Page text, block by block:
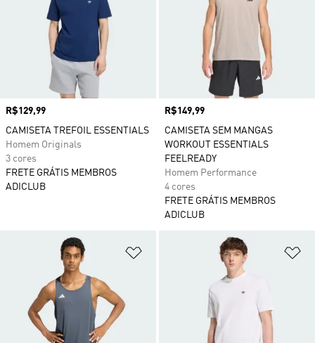
Preço
R$129,99
CAMISETA TREFOIL ESSENTIALS
Homem Originals
3 cores
FRETE GRÁTIS MEMBROS
ADICLUB
Preço
R$149,99
CAMISETA SEM MANGAS
WORKOUT ESSENTIALS
FEELREADY
Homem Performance
4 cores
FRETE GRÁTIS MEMBROS
ADICLUB
Adicionar à Lista de Desejos